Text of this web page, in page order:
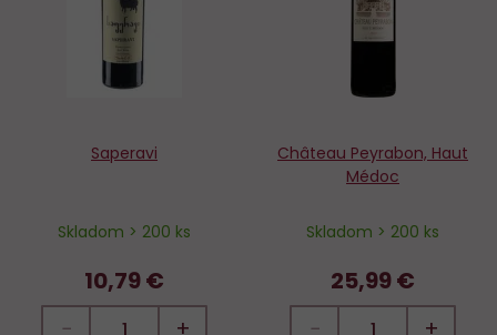
Saperavi
Skladom > 200 ks
10,79 €
Château Peyrabon, Haut
Médoc
Skladom > 200 ks
25,99 €